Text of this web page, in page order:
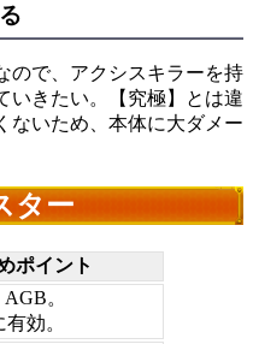
ので、アクシスキラーを持
いきたい。【究極】とは違
ないため、本体に大ダメー
ター
ポイント
。
効。